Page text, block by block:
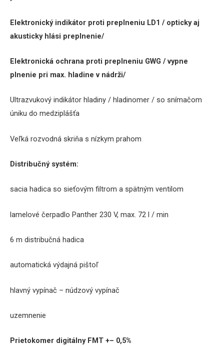
Elektronický indikátor proti preplneniu LD1 / opticky aj
akusticky hlási preplnenie/
Elektronická ochrana proti preplneniu GWG / vypne
plnenie pri max. hladine v nádrži/
Ultrazvukový indikátor hladiny / hladinomer / so snímačom
úniku do medziplášťa
Veľká rozvodná skriňa s nízkym prahom
Distribučný systém:
sacia hadica so sieťovým filtrom a spätným ventilom
lamelové čerpadlo Panther 230 V, max. 72 l / min
6 m distribučná hadica
automatická výdajná pištoľ
hlavný vypínač – núdzový vypínač
uzemnenie
Prietokomer digitálny FMT +– 0,5%